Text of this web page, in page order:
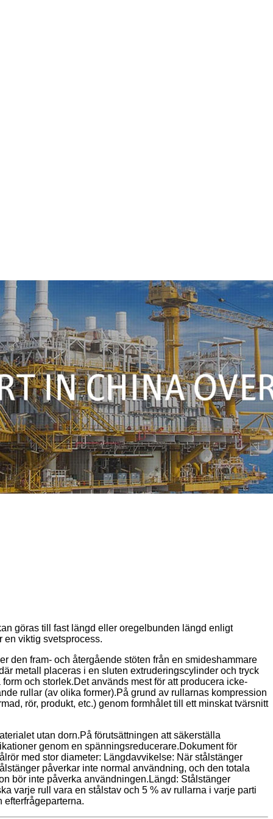
göras till fast längd eller oregelbunden längd enligt
en viktig svetsprocess.
den fram- och återgående stöten från en smideshammare
metall placeras i en sluten extruderingscylinder och tryck
och storlek.Det används mest för att producera icke-
rullar (av olika former).På grund av rullarnas kompression
rör, produkt, etc.) genom formhålet till ett minskat tvärsnitt
utan dorn.På förutsättningen att säkerställa
genom en spänningsreducerare.Dokument för
med stor diameter: Längdavvikelse: När stålstänger
påverkar inte normal användning, och den totala
bör inte påverka användningen.Längd: Stålstänger
varje rull vara en stålstav och 5 % av rullarna i varje parti
efterfrågeparterna.